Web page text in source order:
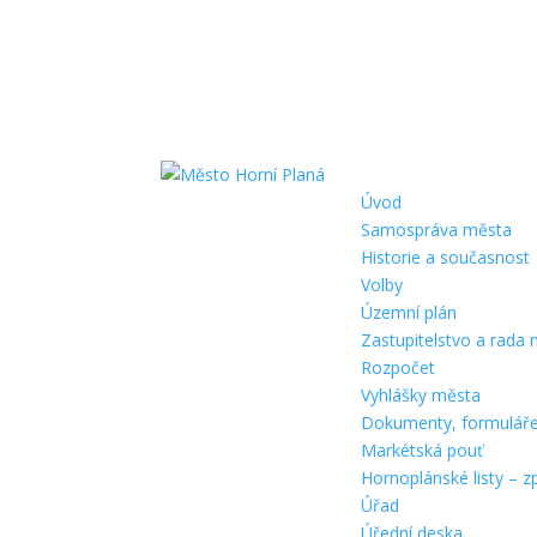
Úvod
Samospráva města
Historie a současnost
Volby
Územní plán
Zastupitelstvo a rada
Rozpočet
Vyhlášky města
Dokumenty, formuláře
Markétská pouť
Hornoplánské listy –
Úřad